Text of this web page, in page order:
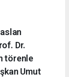
Dr.
törenle
Umut